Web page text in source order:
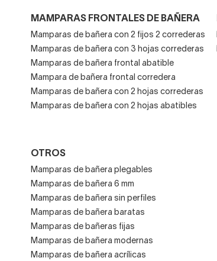
MAMPARAS FRONTALES DE BAÑERA
Mamparas de bañera con 2 fijos 2 correderas
Mamparas de bañera con 3 hojas correderas
Mamparas de bañera frontal abatible
Mampara de bañera frontal corredera
Mamparas de bañera con 2 hojas correderas
Mamparas de bañera con 2 hojas abatibles
OTROS
Mamparas de bañera plegables
Mamparas de bañera 6 mm
Mamparas de bañera sin perfiles
Mamparas de bañera baratas
Mamparas de bañeras fijas
Mamparas de bañera modernas
Mamparas de bañera acrílicas